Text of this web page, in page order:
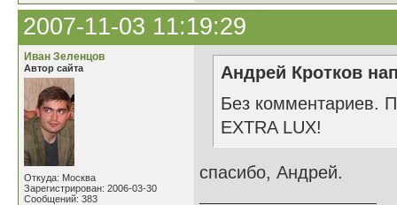
2007-11-03 11:19:29
Иван Зеленцов
Автор сайта
Откуда: Москва
Зарегистрирован: 2006-03-30
Сообщений: 383
Андрей Кротков
Без комментариев.
EXTRA LUX!
спасибо, Андрей.